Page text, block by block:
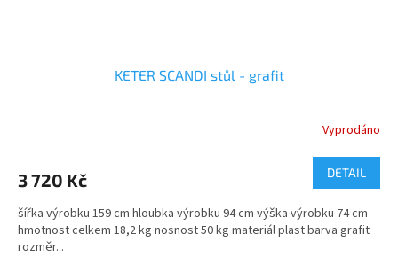
KETER SCANDI stůl - grafit
Vyprodáno
3 720 Kč DETAIL
šířka výrobku 159 cm hloubka výrobku 94 cm výška výrobku 74 cm
hmotnost celkem 18,2 kg nosnost 50 kg materiál plast barva grafit
rozměr...